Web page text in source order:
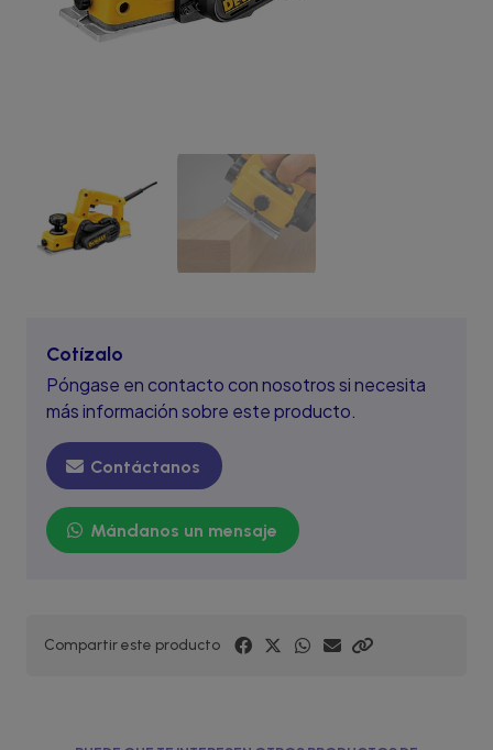
Cotízalo
Póngase en contacto con nosotros si necesita
más información sobre este producto.
Contáctanos
Mándanos un mensaje
Compartir este producto